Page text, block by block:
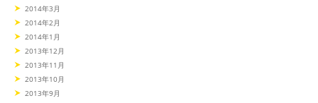
2014年3月
2014年2月
2014年1月
2013年12月
2013年11月
2013年10月
2013年9月